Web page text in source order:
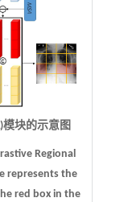
模块的示意图
Regional
represents the
red box in the